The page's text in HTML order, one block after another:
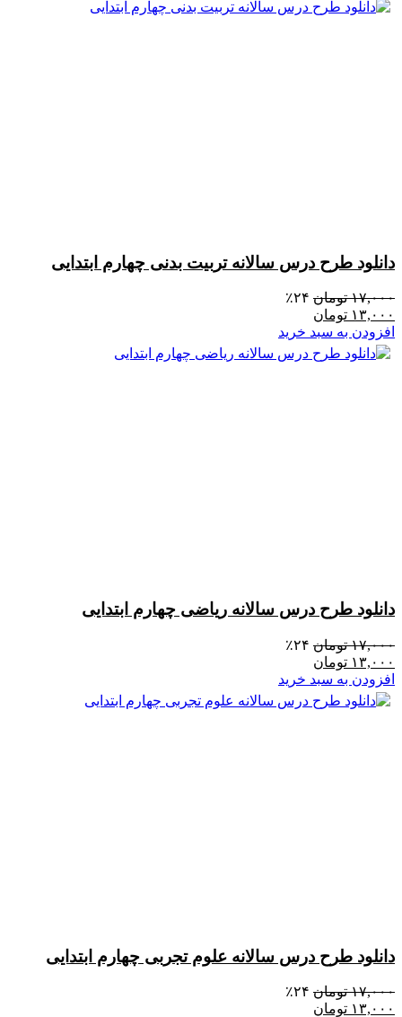
دانلود طرح درس سالانه تربیت بدنی چهارم ابتدایی
۱۷,۰۰۰ تومان ۲۴٪
۱۳,۰۰۰ تومان
افزودن به سبد خرید
دانلود طرح درس سالانه ریاضی چهارم ابتدایی
۱۷,۰۰۰ تومان ۲۴٪
۱۳,۰۰۰ تومان
افزودن به سبد خرید
دانلود طرح درس سالانه علوم تجربی چهارم ابتدایی
۱۷,۰۰۰ تومان ۲۴٪
۱۳,۰۰۰ تومان